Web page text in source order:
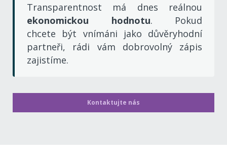
Transparentnost má dnes reálnou
ekonomickou hodnotu. Pokud
chcete být vnímáni jako důvěryhodní
partneři, rádi vám dobrovolný zápis
zajistíme.
Kontaktujte nás